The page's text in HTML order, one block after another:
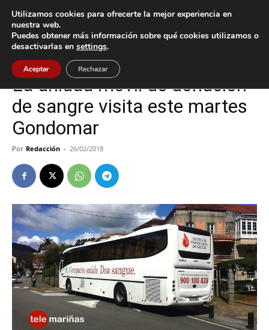
Inicio Gondomar
Gondomar
La unidad móvil de donación
de sangre visita este martes
Gondomar
Por Redacción - 26/02/2018
Utilizamos cookies para ofrecerte la mejor experiencia en
nuestra web.
Puedes obtener más información sobre qué cookies utilizamos o
desactivarlas en settings.
Aceptar Rechazar